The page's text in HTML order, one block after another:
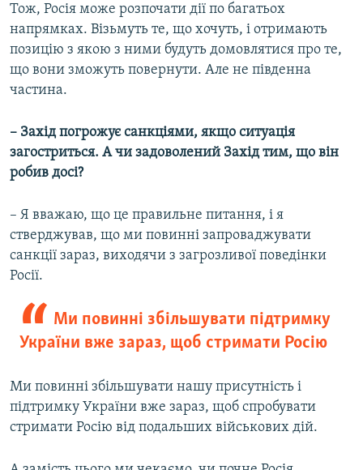
Тож, Росія може розпочати дії по багатьох
напрямках. Візьмуть те, що хочуть, і отримають
позицію з якою з ними будуть домовлятися про те,
що вони зможуть повернути. Але не південна
частина.
– Захід погрожує санкціями, якщо ситуація
загостриться. А чи задоволений Захід тим, що він
робив досі?
– Я вважаю, що це правильне питання, і я
стверджував, що ми повинні запроваджувати
санкції зараз, виходячи з загрозливої поведінки
Росії.
Ми повинні збільшувати підтримку
України вже зараз, щоб стримати Росію
Ми повинні збільшувати нашу присутність і
підтримку України вже зараз, щоб спробувати
стримати Росію від подальших військових дій.